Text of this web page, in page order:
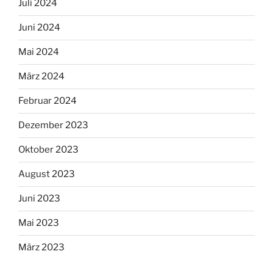
Juli 2024
Juni 2024
Mai 2024
März 2024
Februar 2024
Dezember 2023
Oktober 2023
August 2023
Juni 2023
Mai 2023
März 2023